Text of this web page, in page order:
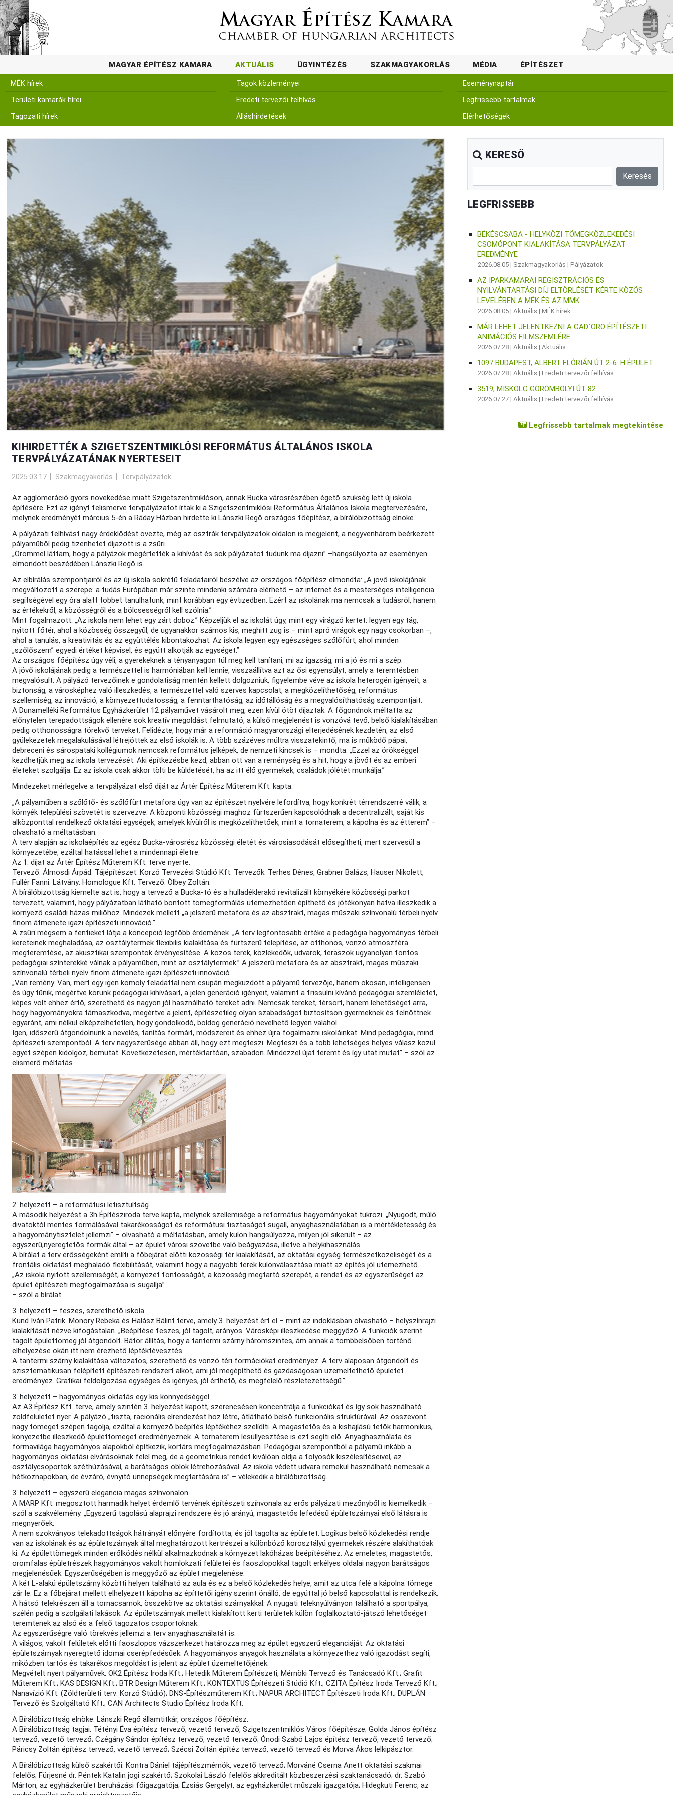
MAGYAR ÉPÍTÉSZ KAMARA AKTUÁLIS ÜGYINTÉZÉS SZAKMAGYAKORLÁS MÉDIA ÉPÍTÉSZET
MÉK hírek
Területi kamarák hírei
Tagozati hírek
Tagok közleményei
Eredeti tervezői felhívás
Álláshirdetések
Eseménynaptár
Legfrissebb tartalmak
Elérhetőségek
KIHIRDETTÉK A SZIGETSZENTMIKLÓSI REFORMÁTUS ÁLTALÁNOS ISKOLA
TERVPÁLYÁZATÁNAK NYERTESEIT
2025.03.17 Szakmagyakorlás Tervpályázatok
Az agglomeráció gyors növekedése miatt Szigetszentmiklóson, annak Bucka városrészében égető szükség lett új iskola
építésére. Ezt az igényt felismerve tervpályázatot írtak ki a Szigetszentmiklósi Református Általános Iskola megtervezésére,
melynek eredményét március 5-én a Ráday Házban hirdette ki Lánszki Regő országos főépítész, a bírálóbizottság elnöke.
A pályázati felhívást nagy érdeklődést övezte, még az osztrák tervpályázatok oldalon is megjelent, a negyvenhárom beérkezett
pályaműből pedig tizenhetet díjazott is a zsűri.
„Örömmel láttam, hogy a pályázok megértették a kihívást és sok pályázatot tudunk ma díjazni” –hangsúlyozta az eseményen
elmondott beszédében Lánszki Regő is.
Az elbírálás szempontjairól és az új iskola sokrétű feladatairól beszélve az országos főépítész elmondta: „A jövő iskolájának
megváltozott a szerepe: a tudás Európában már szinte mindenki számára elérhető – az internet és a mesterséges intelligencia
segítségével egy óra alatt többet tanulhatunk, mint korábban egy évtizedben. Ezért az iskolának ma nemcsak a tudásról, hanem
az értékekről, a közösségről és a bölcsességről kell szólnia.”
Mint fogalmazott: „Az iskola nem lehet egy zárt doboz.” Képzeljük el az iskolát úgy, mint egy virágzó kertet: legyen egy tág,
nyitott főtér, ahol a közösség összegyűl, de ugyanakkor számos kis, meghitt zug is – mint apró virágok egy nagy csokorban –,
ahol a tanulás, a kreativitás és az együttélés kibontakozhat. Az iskola legyen egy egészséges szőlőfürt, ahol minden
„szőlőszem” egyedi értéket képvisel, és együtt alkotják az egységet.”
Az országos főépítész úgy véli, a gyerekeknek a tényanyagon túl meg kell tanítani, mi az igazság, mi a jó és mi a szép.
A jövő iskolájának pedig a természettel is harmóniában kell lennie, visszaállítva azt az ősi egyensúlyt, amely a teremtésben
megvalósult. A pályázó tervezőinek e gondolatiság mentén kellett dolgozniuk, figyelembe véve az iskola heterogén igényeit, a
biztonság, a városképhez való illeszkedés, a természettel való szerves kapcsolat, a megközelíthetőség, református
szellemiség, az innováció, a környezettudatosság, a fenntarthatóság, az időtállóság és a megvalósíthatóság szempontjait.
A Dunamelléki Református Egyházkerület 12 pályaművet vásárolt meg, ezen kívül ötöt díjaztak. A főgondnok méltatta az
előnytelen terepadottságok ellenére sok kreatív megoldást felmutató, a külső megjelenést is vonzóvá tevő, belső kialakításában
pedig otthonosságra törekvő terveket. Felidézte, hogy már a reformáció magyarországi elterjedésének kezdetén, az első
gyülekezetek megalakulásával létrejöttek az első iskolák is. A több százéves múltra visszatekintő, ma is működő pápai,
debreceni és sárospataki kollégiumok nemcsak református jelképek, de nemzeti kincsek is – mondta. „Ezzel az örökséggel
kezdhetjük meg az iskola tervezését. Aki építkezésbe kezd, abban ott van a reménység és a hit, hogy a jövőt és az emberi
életeket szolgálja. Ez az iskola csak akkor tölti be küldetését, ha az itt élő gyermekek, családok jólétét munkálja.”
Mindezeket mérlegelve a tervpályázat első díját az Ártér Építész Műterem Kft. kapta.
„A pályaműben a szőlőtő- és szőlőfürt metafora úgy van az építészet nyelvére lefordítva, hogy konkrét térrendszerré válik, a
környék települési szövetét is szervezve. A központi közösségi maghoz fürtszerűen kapcsolódnak a decentralizált, saját kis
alközponttal rendelkező oktatási egységek, amelyek kívülről is megközelíthetőek, mint a tornaterem, a kápolna és az étterem” –
olvasható a méltatásban.
A terv alapján az iskolaépítés az egész Bucka-városrész közösségi életét és városiasodását elősegítheti, mert szervesül a
környezetébe, ezáltal hatással lehet a mindennapi életre.
Az 1. díjat az Ártér Építész Műterem Kft. terve nyerte.
Tervező: Álmosdi Árpád. Tájépítészet: Korzó Tervezési Stúdió Kft. Tervezők: Terhes Dénes, Grabner Balázs, Hauser Nikolett,
Fullér Fanni. Látvány: Homologue Kft. Tervező: Ölbey Zoltán.
A bírálóbizottság kiemelte azt is, hogy a tervező a Bucka-tó és a hulladéklerakó revitalizált környékére közösségi parkot
tervezett, valamint, hogy pályázatban látható bontott tömegformálás ütemezhetően építhető és jótékonyan hatva illeszkedik a
környező családi házas miliőhöz. Mindezek mellett „a jelszerű metafora és az absztrakt, magas műszaki színvonalú térbeli nyelv
finom átmenete igazi építészeti innováció.”
A zsűri mégsem a fentieket látja a koncepció legfőbb érdemének. „A terv legfontosabb értéke a pedagógia hagyományos térbeli
kereteinek meghaladása, az osztálytermek flexibilis kialakítása és fürtszerű telepítése, az otthonos, vonzó atmoszféra
megteremtése, az akusztikai szempontok érvényesítése. A közös terek, közlekedők, udvarok, teraszok ugyanolyan fontos
pedagógiai színterekké válnak a pályaműben, mint az osztálytermek.” A jelszerű metafora és az absztrakt, magas műszaki
színvonalú térbeli nyelv finom átmenete igazi építészeti innováció.
„Van remény. Van, mert egy igen komoly feladattal nem csupán megküzdött a pályamű tervezője, hanem okosan, intelligensen
és úgy tűnik, megértve korunk pedagógiai kihívásait, a jelen generáció igényeit, valamint a frissülni kívánó pedagógiai szemléletet,
képes volt ehhez értő, szerethető és nagyon jól használható tereket adni. Nemcsak tereket, térsort, hanem lehetőséget arra,
hogy hagyományokra támaszkodva, megértve a jelent, építészetileg olyan szabadságot biztosítson gyermeknek és felnőttnek
egyaránt, ami nélkül elképzelhetetlen, hogy gondolkodó, boldog generáció nevelhető legyen valahol.
Igen, időszerű átgondolnunk a nevelés, tanítás formáit, módszereit és ehhez újra fogalmazni iskoláinkat. Mind pedagógiai, mind
építészeti szempontból. A terv nagyszerűsége abban áll, hogy ezt megteszi. Megteszi és a több lehetséges helyes válasz közül
egyet szépen kidolgoz, bemutat. Következetesen, mértéktartóan, szabadon. Mindezzel újat teremt és így utat mutat” – szól az
elismerő méltatás.
2. helyezett – a reformátusi letisztultság
A második helyezést a 3h Építésziroda terve kapta, melynek szellemisége a református hagyományokat tükrözi. „Nyugodt, múló
divatoktól mentes formálásával takarékosságot és reformátusi tisztaságot sugall, anyaghasználatában is a mértékletesség és
a hagyománytisztelet jellemzi” – olvasható a méltatásban, amely külön hangsúlyozza, milyen jól sikerült – az
egyszerű,nyeregtetős formák által – az épület városi szövetbe való beágyazása, illetve a helykihasználás.
A bírálat a terv erősségeként említi a főbejárat előtti közösségi tér kialakítását, az oktatási egység természetközeliségét és a
frontális oktatást meghaladó flexibilitását, valamint hogy a nagyobb terek különválasztása miatt az építés jól ütemezhető.
„Az iskola nyitott szellemiségét, a környezet fontosságát, a közösség megtartó szerepét, a rendet és az egyszerűséget az
épület építészeti megfogalmazása is sugallja”
– szól a bírálat.
3. helyezett – feszes, szerethető iskola
Kund Iván Patrik. Monory Rebeka és Halász Bálint terve, amely 3. helyezést ért el – mint az indoklásban olvasható – helyszínrajzi
kialakítását nézve kifogástalan. „Beépítése feszes, jól tagolt, arányos. Városképi illeszkedése meggyőző. A funkciók szerint
tagolt épülettömeg jól átgondolt. Bátor állítás, hogy a tantermi szárny háromszintes, ám annak a tömbbelsőben történő
elhelyezése okán itt nem érezhető léptéktévesztés.
A tantermi szárny kialakítása változatos, szerethető és vonzó téri formációkat eredményez. A terv alaposan átgondolt és
szisztematikusan felépített építészeti rendszert alkot, ami jól megépíthető és gazdaságosan üzemeltethető épületet
eredményez. Grafikai feldolgozása egységes és igényes, jól érthető, és megfelelő részletezettségű.”
3. helyezett – hagyományos oktatás egy kis könnyedséggel
Az A3 Építész Kft. terve, amely szintén 3. helyezést kapott, szerencsésen koncentrálja a funkciókat és így sok használható
zöldfelületet nyer. A pályázó „tiszta, racionális elrendezést hoz létre, átlátható belső funkcionális struktúrával. Az összevont
nagy tömeget szépen tagolja, ezáltal a környező beépítés léptékéhez szelídíti. A magastetős és a kishajlású tetők harmonikus,
könyezetbe illeszkedő épülettömeget eredményeznek. A tornaterem lesüllyesztése is ezt segíti elő. Anyaghasználata és
formavilága hagyományos alapokból építkezik, kortárs megfogalmazásban. Pedagógiai szempontból a pályamű inkább a
hagyományos oktatási elvárásoknak felel meg, de a geometrikus rendet kiválóan oldja a folyosók kiszélesítéseivel, az
osztálycsoportok széthúzásával, a barátságos öblök létrehozásával. Az iskola védett udvara remekül használható nemcsak a
hétköznapokban, de évzáró, évnyitó ünnepségek megtartására is” – vélekedik a bírálóbizottság.
3. helyezett – egyszerű elegancia magas színvonalon
A MARP Kft. megosztott harmadik helyet érdemlő tervének építészeti színvonala az erős pályázati mezőnyből is kiemelkedik –
szól a szakvélemény. „Egyszerű tagolású alaprajzi rendszere és jó arányú, magastetős lefedésű épületszárnyai első látásra is
megnyerőek.
A nem szokványos telekadottságok hátrányát előnyére fordította, és jól tagolta az épületet. Logikus belső közlekedési rendje
van az iskolának és az épületszárnyak által meghatározott kertrészei a különböző korosztályú gyermekek részére alakíthatóak
ki. Az épülettömegek minden erőlködés nélkül alkalmazkodnak a környezet lakóházas beépítéséhez. Az emeletes, magastetős,
oromfalas épületrészek hagyományos vakolt homlokzati felületei és faoszlopokkal tagolt erkélyes oldalai nagyon barátságos
megjelenésűek. Egyszerűségében is meggyőző az épület megjelenése.
A két L-alakú épületszárny közötti helyen található az aula és ez a belső közlekedés helye, amit az utca felé a kápolna tömege
zár le. Ez a főbejárat mellett elhelyezett kápolna az építtetői igény szerint önálló, de egyúttal jó belső kapcsolattal is rendelkezik.
A hátsó telekrészen áll a tornacsarnok, összekötve az oktatási szárnyakkal. A nyugati teleknyúlványon található a sportpálya,
szélén pedig a szolgálati lakások. Az épületszárnyak mellett kialakított kerti területek külön foglalkoztató-játszó lehetőséget
teremtenek az alsó és a felső tagozatos csoportoknak.
Az egyszerűségre való törekvés jellemzi a terv anyaghasználatát is.
A világos, vakolt felületek előtti faoszlopos vázszerkezet határozza meg az épület egyszerű eleganciáját. Az oktatási
épületszárnyak nyeregtető idomai cserépfedésűek. A hagyományos anyagok használata a környezethez való igazodást segíti,
miközben tartós és takarékos megoldást is jelent az épület üzemeltetőjének.
Megvételt nyert pályaművek: OK2 Építész Iroda Kft.; Hetedik Műterem Építészeti, Mérnöki Tervező és Tanácsadó Kft.; Grafit
Műterem Kft.; KAS DESIGN Kft.; BTR Design Műterem Kft.; KONTEXTUS Építészeti Stúdió Kft.; CZITA Építész Iroda Tervező Kft.;
Nanavízió Kft. (Zöldterületi terv: Korzó Stúdió); DNS-Építészműterem Kft.; NAPUR ARCHITECT Építészeti Iroda Kft.; DUPLÁN
Tervező és Szolgáltató Kft.; CAN Architects Studio Építész Iroda Kft.
A Bírálóbizottság elnöke: Lánszki Regő államtitkár, országos főépítész.
A Bírálóbizottság tagjai: Tétényi Éva építész tervező, vezető tervező, Szigetszentmiklós Város főépítésze; Golda János építész
tervező, vezető tervező; Czégány Sándor építész tervező, vezető tervező; Ónodi Szabó Lajos építész tervező, vezető tervező;
Páricsy Zoltán építész tervező, vezető tervező; Szécsi Zoltán építéz tervező, vezető tervező és Morva Ákos lelkipásztor.
A Bírálóbizottság külső szakértői: Kontra Dániel tájépítészmérnök, vezető tervező; Morváné Cserna Anett oktatási szakmai
felelős; Fürjesné dr. Péntek Katalin jogi szakértő; Szokolai László felelős akkreditált közbeszerzési szaktanácsadó; dr. Szabó
Márton, az egyházkerület beruházási főigazgatója; Ézsiás Gergelyt, az egyházkerület műszaki igazgatója; Hidegkuti Ferenc, az
KERESŐ
LEGFRISSEBB
BÉKÉSCSABA - HELYKÖZI TÖMEGKÖZLEKEDÉSI
CSOMÓPONT KIALAKÍTÁSA TERVPÁLYÁZAT
EREDMÉNYE
2026.08.05 | Szakmagyakorlás |Pályázatok
AZ IPARKAMARAI REGISZTRÁCIÓS ÉS
NYILVÁNTARTÁSI DÍJ ELTÖRLÉSÉT KÉRTE KÖZÖS
LEVELÉBEN A MÉK ÉS AZ MMK
2026.08.05 |Aktuális |MÉK hírek
MÁR LEHET JELENTKEZNI A CAD`ORO ÉPÍTÉSZETI
ANIMÁCIÓS FILMSZEMLÉRE
2026.07.28 |Aktuális |Aktuális
1097 BUDAPEST, ALBERT FLÓRIÁN ÚT 2-6. H ÉPÜLET
2026.07.28 |Aktuális |Eredeti tervezői felhívás
3519, MISKOLC GÖRÖMBÖLYI ÚT 82
2026.07.27 |Aktuális |Eredeti tervezői felhívás
Legfrissebb tartalmak megtekintése